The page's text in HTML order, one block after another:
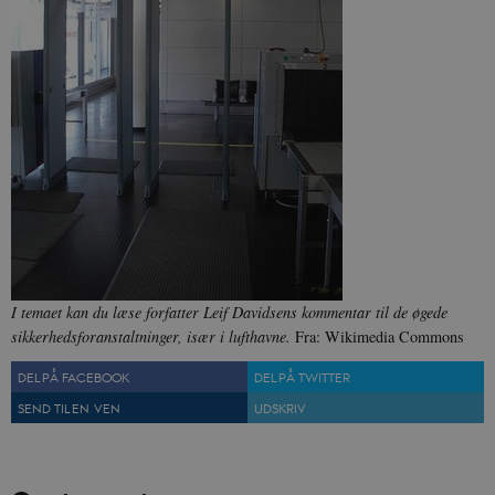
I temaet kan du læse forfatter Leif Davidsens kommentar til de øgede
sikkerhedsforanstaltninger, især i lufthavne. Fra: Wikimedia Commons
DEL PÅ FACEBOOK
DEL PÅ TWITTER
SEND TIL EN VEN
UDSKRIV
.spotify.com
Spotify Inc.
.spotify.com
Oracle Corporation
.nr-data.net